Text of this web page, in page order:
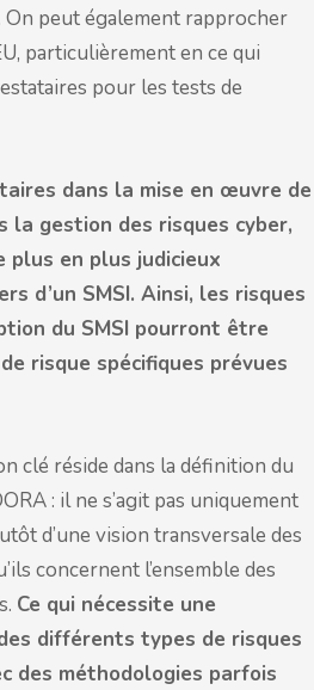
On peut également rapprocher
particulièrement en ce qui
pour les tests de
dans la mise en œuvre de
la gestion des risques cyber,
plus en plus judicieux
d’un SMSI. Ainsi, les risques
du SMSI pourront être
risque spécifiques prévues
clé réside dans la définition du
: il ne s’agit pas uniquement
d’une vision transversale des
concernent l’ensemble des
Ce qui nécessite une
différents types de risques
des méthodologies parfois